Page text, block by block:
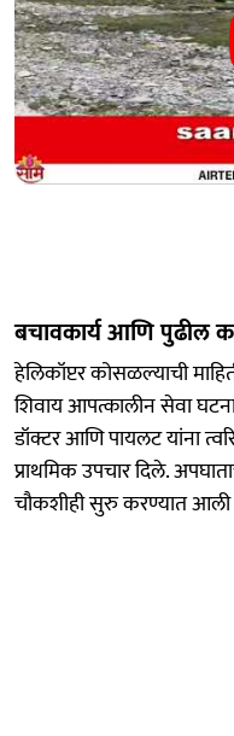
बचावकार्य आणि पुढील
हेलिकॉप्टर कोसळल्याची
शिवाय आपत्कालीन सेवा
डॉक्टर आणि पायलट यांना
प्राथमिक उपचार दिले.
चौकशीही सुरु करण्यात